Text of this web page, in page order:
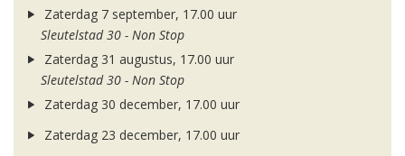
Zaterdag 7 september, 17.00 uur
Sleutelstad 30 - Non Stop
Zaterdag 31 augustus, 17.00 uur
Sleutelstad 30 - Non Stop
Zaterdag 30 december, 17.00 uur
Zaterdag 23 december, 17.00 uur